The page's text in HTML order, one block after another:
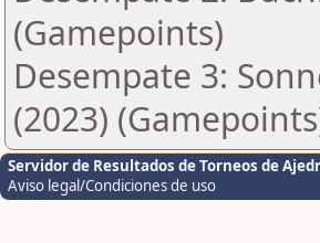
(Gamepoints)
Desempate 3:
(2023)
Servidor de Resultados de Torneos de
Aviso legal/Condiciones de uso